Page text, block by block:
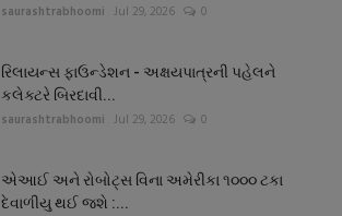
saurashtrabhoomi Jul 29, 2026 0
રિલાયન્સ ફાઉન્ડેશન - અક્ષયપાત્રની પહેલને
કલેક્ટરે બિરદાવી...
saurashtrabhoomi Jul 29, 2026 0
એઆઈ અને રોબોટ્સ વિના અમેરીકા ૧૦૦૦ ટકા
દેવાળીયુ થઈ જશે :...